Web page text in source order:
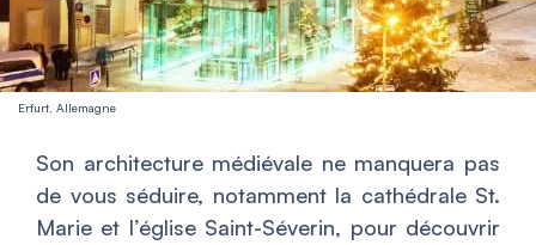
Erfurt, Allemagne
Son architecture médiévale ne manquera pas
de vous séduire, notamment la cathédrale St.
Marie et l’église Saint-Séverin, pour découvrir